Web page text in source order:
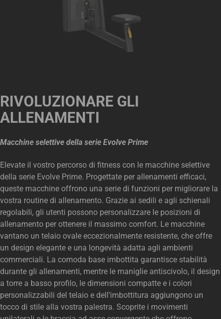
RIVOLUZIONARE GLI
ALLENAMENTI
Macchine selettive della serie Evolve Prime
Elevate il vostro percorso di fitness con le macchine selettive
della serie Evolve Prime. Progettate per allenamenti efficaci,
queste macchine offrono una serie di funzioni per migliorare la
vostra routine di allenamento. Grazie ai sedili e agli schienali
regolabili, gli utenti possono personalizzare le posizioni di
allenamento per ottenere il massimo comfort. Le macchine
vantano un telaio ovale eccezionalmente resistente, che offre
un design elegante e una longevità adatta agli ambienti
commerciali. La comoda base imbottita garantisce stabilità
durante gli allenamenti, mentre le maniglie antiscivolo, il design
a torre a basso profilo, le dimensioni compatte e i colori
personalizzabili del telaio e dell’imbottitura aggiungono un
tocco di stile alla vostra palestra. Scoprite i movimenti